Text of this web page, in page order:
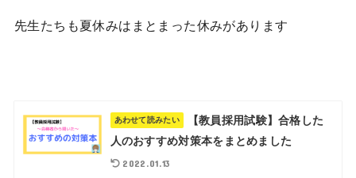
先生たちも夏休みはまとまった休みがあります
あわせて読みたい
【教員採用試験】合格した
人のおすすめ対策本をまとめました
2022.01.13